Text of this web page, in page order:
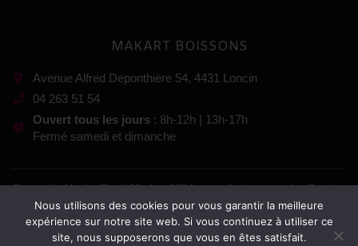
MAKART BOISSONS
Avenue Alfred Deponthière 54, 4431 Loncin
04 263 51 54
Ouvert tous les jours : 8h-12h | 13h-17h
Fermé samedi et dimanche
Copyright Hesby-Drink Market 2024, tous droits réservés. Gestion
:
Mentions légales–Conditions générales de vente
Nous utilisons des cookies pour vous garantir la meilleure
expérience sur notre site web. Si vous continuez à utiliser ce
site, nous supposerons que vous en êtes satisfait.